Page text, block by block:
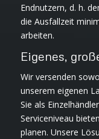
Endnutzern, d. h.
die Ausfallzeit
arbeiten.
Eigenes,
Wir versenden
unserem eigenen
Sie als
Serviceniveau
planen. Unsere